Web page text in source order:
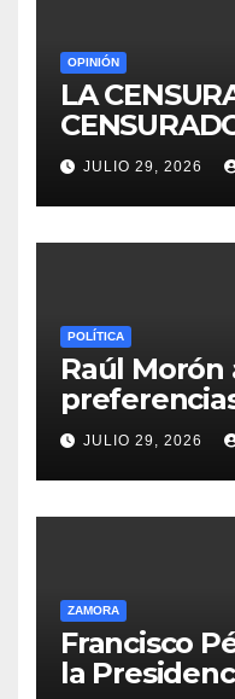
OPINIÓN
LA
HORROR!
JULIO 29, 2026
POLÍTICA
Raúl Morón
perfila
de
JULIO 29, 2026
ZAMORA
Francisco
la